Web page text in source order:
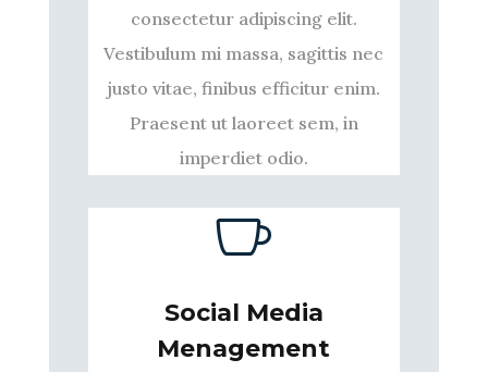
consectetur adipiscing elit.
Vestibulum mi massa, sagittis nec
justo vitae, finibus efficitur enim.
Praesent ut laoreet sem, in
imperdiet odio.

Social Media
Menagement